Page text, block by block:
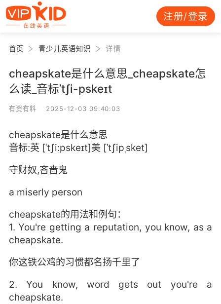
注册/登录
首页 青少儿英语知识 详情
cheapskate是什么意思_cheapskate怎
么读_音标ˈtʃi-pskeɪt
有资有料 2025-12-03 09:40:03
cheapskate是什么意思
音标:英 [ˈtʃi:pskeɪt]美 [ˈtʃipˌsket]
守财奴,吝啬鬼
a miserly person
cheapskate的用法和例句：
1. You're getting a reputation, you know, as a
cheapskate.
你这铁公鸡的习惯都名扬千里了
2. You know, word gets out you're a
cheapskate.